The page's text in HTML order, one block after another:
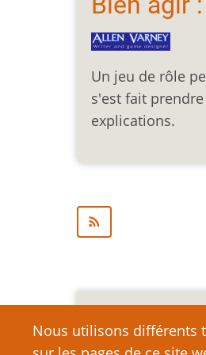
Un jeu de rôle
s'est fait
explications.
Nous utilisons différents
Mention